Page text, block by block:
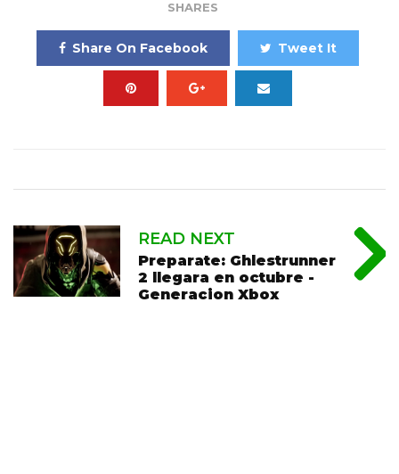
SHARES
Share On Facebook Tweet It
READ NEXT
Preparate: Ghlestrunner
2 llegara en octubre -
Generacion Xbox